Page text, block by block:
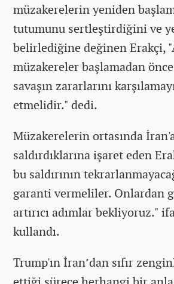
müzakerelerin yeniden
tutumunu sertleştirdiğini ve
belirlediğine değinen Erakçi,
müzakereler başlamadan
savaşın zararlarını
etmelidir." dedi.
Müzakerelerin ortasında
saldırdıklarına işaret eden
bu saldırının
garanti vermeliler. Onlardan
artırıcı adımlar bekliyoruz."
kullandı.
Trump'ın İran’dan sıfır